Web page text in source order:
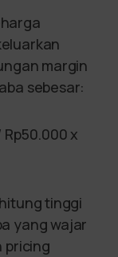
margin
sebesar:
x
tinggi
yang wajar
pricing